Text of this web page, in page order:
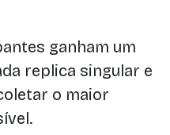
ganham um
replica singular e
o maior